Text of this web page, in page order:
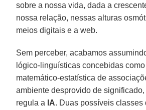
sobre a nossa vida, dada a
nossa relação, nessas alturas
meios digitais e a web.
Sem perceber, acabamos
lógico-linguísticas concebidas
matemático-estatística de
ambiente desprovido de
regula a IA. Duas possíveis classes